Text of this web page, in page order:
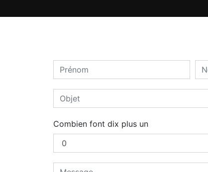
Combien font dix plus un